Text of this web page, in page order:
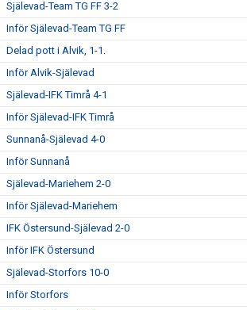
Själevad-Team TG FF 3-2
Inför Själevad-Team TG FF
Delad pott i Alvik, 1-1.
Inför Alvik-Själevad
Själevad-IFK Timrå 4-1
Inför Själevad-IFK Timrå
Sunnanå-Själevad 4-0
Inför Sunnanå
Själevad-Mariehem 2-0
Inför Själevad-Mariehem
IFK Östersund-Själevad 2-0
Inför IFK Östersund
Själevad-Storfors 10-0
Inför Storfors